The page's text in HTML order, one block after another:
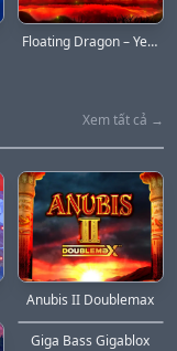
Floating Dragon – Year of the Snake
Xem tất cả →
Anubis II Doublemax
Giga Bass Gigablox